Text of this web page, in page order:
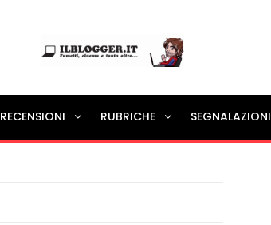
Ilblogger.it
Il portalino di blog |
RECENSIONI RUBRICHE SEGNALAZIONI